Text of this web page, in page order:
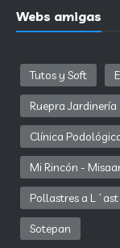
Webs amigas
Tutos y Soft
Ruepra Jardinería
Clínica
Mi Rincón -
Pollastres a L´ast
Sotepan